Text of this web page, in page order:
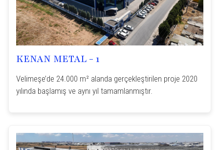
KENAN METAL - 1
Velimeşe’de 24.000 m² alanda gerçekleştirilen proje 2020
yılında başlamış ve aynı yıl tamamlanmıştır.